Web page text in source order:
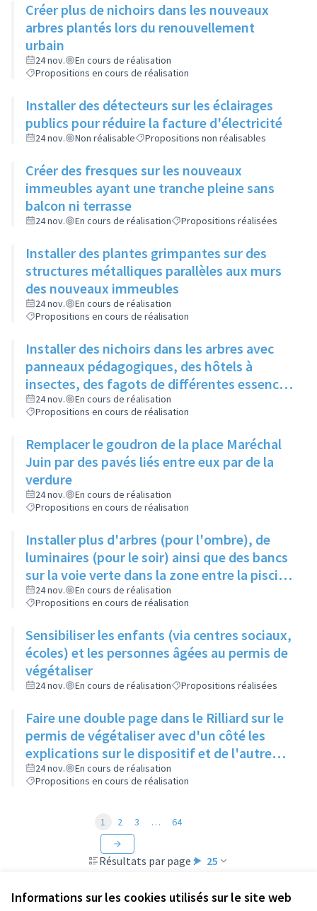
Informations sur les cookies utilisés sur le site web
Créer plus de nichoirs dans les nouveaux
arbres plantés lors du renouvellement
urbain
24 nov.
En cours de réalisation
Propositions en cours de réalisation
Installer des détecteurs sur les éclairages
publics pour réduire la facture d'électricité
24 nov. Non réalisable Propositions non réalisables
Créer des fresques sur les nouveaux
immeubles ayant une tranche pleine sans
balcon ni terrasse
24 nov. En cours de réalisation Propositions réalisées
Installer des plantes grimpantes sur des
structures métalliques parallèles aux murs
des nouveaux immeubles
24 nov.
En cours de réalisation
Propositions en cours de réalisation
Installer des nichoirs dans les arbres avec
panneaux pédagogiques, des hôtels à
insectes, des fagots de différentes essences
pour stimuler la biodiversité sur la place du
Château à la Roue
24 nov.
En cours de réalisation
Propositions en cours de réalisation
Remplacer le goudron de la place Maréchal
Juin par des pavés liés entre eux par de la
verdure
24 nov.
En cours de réalisation
Propositions en cours de réalisation
Installer plus d'arbres (pour l'ombre), de
luminaires (pour le soir) ainsi que des bancs
sur la voie verte dans la zone entre la piscine
et la rue de l'Industrie
24 nov.
En cours de réalisation
Propositions en cours de réalisation
Sensibiliser les enfants (via centres sociaux,
écoles) et les personnes âgées au permis de
végétaliser
24 nov. En cours de réalisation Propositions réalisées
Faire une double page dans le Rilliard sur le
permis de végétaliser avec d'un côté les
explications sur le dispositif et de l'autre
côté des exemples concrets de lieux à
investir
24 nov.
En cours de réalisation
Propositions en cours de réalisation
Résultats par page : 25
1 2 3 … 64